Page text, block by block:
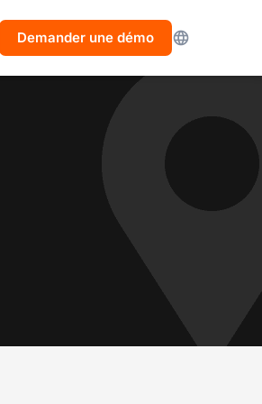
Demander une démo